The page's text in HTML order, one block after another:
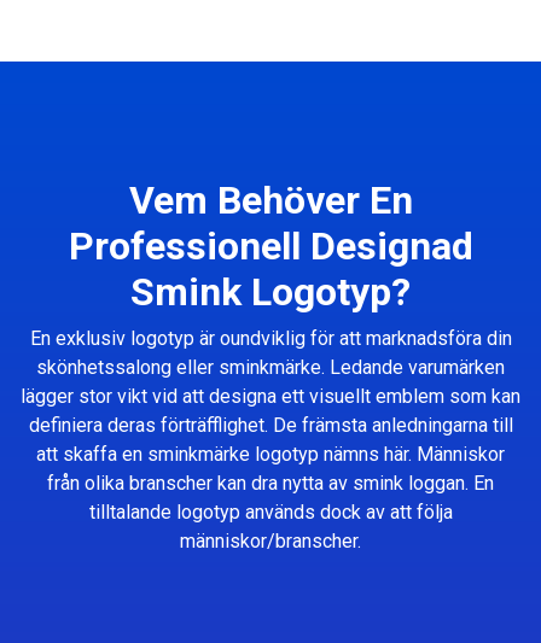
Vem Behöver En
Professionell Designad
Smink Logotyp?
En exklusiv logotyp är oundviklig för att marknadsföra din
skönhetssalong eller sminkmärke. Ledande varumärken
lägger stor vikt vid att designa ett visuellt emblem som kan
definiera deras förträfflighet. De främsta anledningarna till
att skaffa en sminkmärke logotyp nämns här. Människor
från olika branscher kan dra nytta av smink loggan. En
tilltalande logotyp används dock av att följa
människor/branscher.